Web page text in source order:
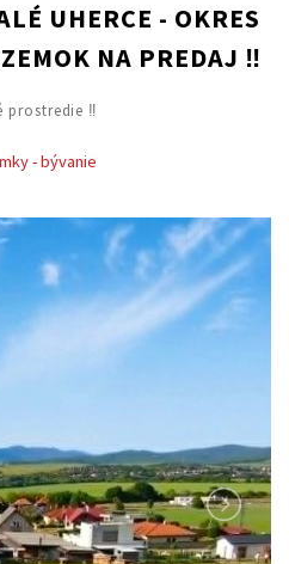
UHERCE - OKRES
NA PREDAJ ‼️
prostredie ‼️
- bývanie